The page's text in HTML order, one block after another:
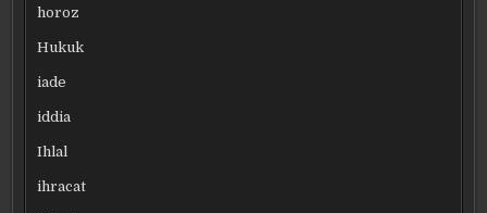
horoz
Hukuk
iade
iddia
Ihlal
ihracat